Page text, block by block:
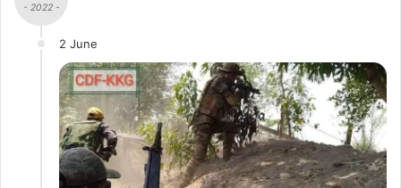
- 2022 -
2 June